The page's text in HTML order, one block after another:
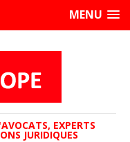
MENU
EXPERTS
JURIDIQUES